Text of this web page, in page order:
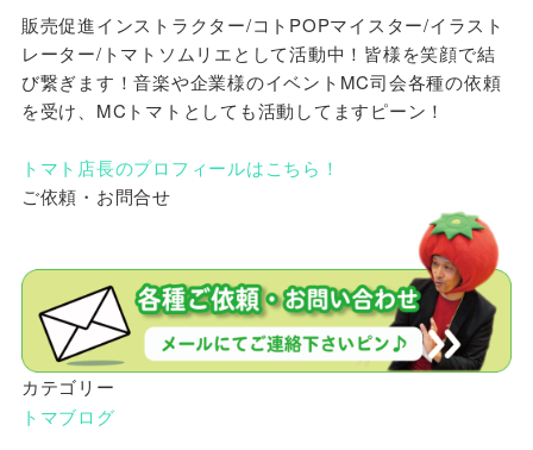
販売促進インストラクター/コトPOPマイスター/イラスト
レーター/トマトソムリエとして活動中！皆様を笑顔で結
び繋ぎます！音楽や企業様のイベントMC司会各種の依頼
を受け、MCトマトとしても活動してますピーン！
トマト店長のプロフィールはこちら！
ご依頼・お問合せ
カテゴリー
トマブログ